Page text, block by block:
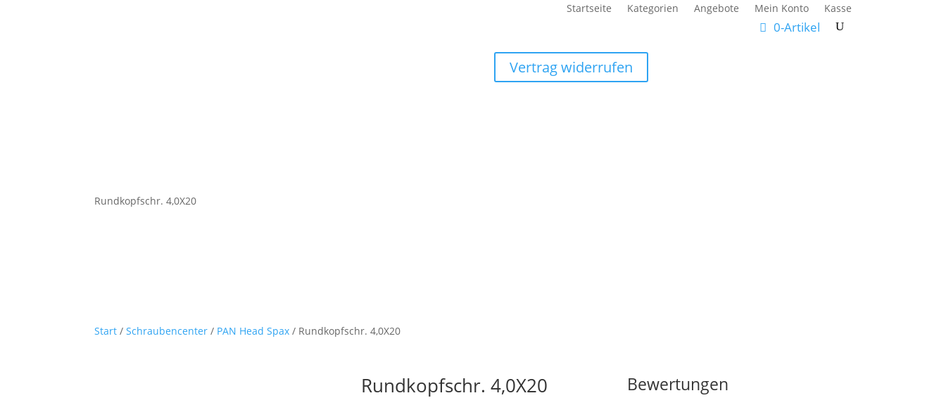
Startseite Kategorien Angebote Mein Konto Kasse
0-Artikel
Vertrag widerrufen
Rundkopfschr. 4,0X20
Start /Schraubencenter / PAN Head Spax / Rundkopfschr. 4,0X20
Rundkopfschr. 4,0X20 Bewertungen